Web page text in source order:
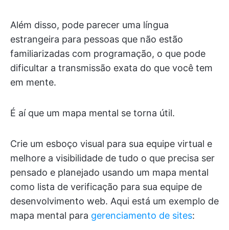
Além disso, pode parecer uma língua
estrangeira para pessoas que não estão
familiarizadas com programação, o que pode
dificultar a transmissão exata do que você tem
em mente.
É aí que um mapa mental se torna útil.
Crie um esboço visual para sua equipe virtual e
melhore a visibilidade de tudo o que precisa ser
pensado e planejado usando um mapa mental
como lista de verificação para sua equipe de
desenvolvimento web. Aqui está um exemplo de
mapa mental para gerenciamento de sites: